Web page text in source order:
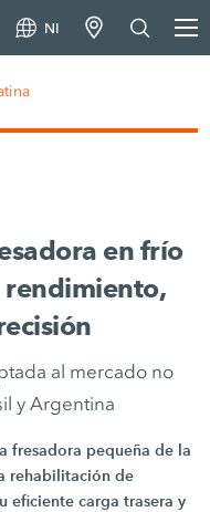
NI
en frío
rendimiento,
al mercado no
y Argentina
fresadora pequeña de la
rehabilitación de
eficiente carga trasera y